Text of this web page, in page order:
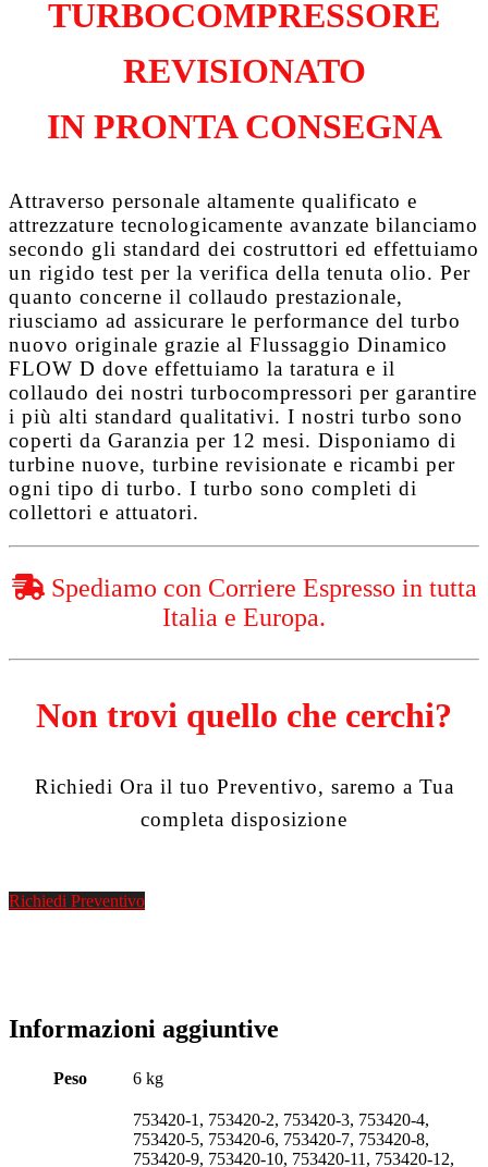
TURBOCOMPRESSORE
REVISIONATO
IN PRONTA CONSEGNA
Attraverso personale altamente qualificato e
attrezzature tecnologicamente avanzate bilanciamo
secondo gli standard dei costruttori ed effettuiamo
un rigido test per la verifica della tenuta olio. Per
quanto concerne il collaudo prestazionale,
riusciamo ad assicurare le performance del turbo
nuovo originale grazie al Flussaggio Dinamico
FLOW D dove effettuiamo la taratura e il
collaudo dei nostri turbocompressori per garantire
i più alti standard qualitativi. I nostri turbo sono
coperti da Garanzia per 12 mesi. Disponiamo di
turbine nuove, turbine revisionate e ricambi per
ogni tipo di turbo. I turbo sono completi di
collettori e attuatori.
Spediamo con Corriere Espresso in tutta
Italia e Europa.
Non trovi quello che cerchi?
Richiedi Ora il tuo Preventivo, saremo a Tua
completa disposizione
Richiedi Preventivo
Informazioni aggiuntive
Peso 6 kg
753420-1, 753420-2, 753420-3, 753420-4,
753420-5, 753420-6, 753420-7, 753420-8,
753420-9, 753420-10, 753420-11, 753420-12,